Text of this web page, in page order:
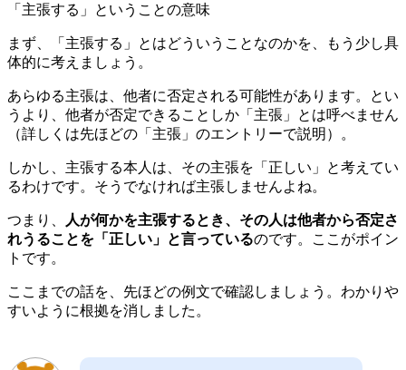
「主張する」ということの意味
まず、「主張する」とはどういうことなのかを、もう少し具
体的に考えましょう。
あらゆる主張は、他者に否定される可能性があります。とい
うより、他者が否定できることしか「主張」とは呼べません
（詳しくは先ほどの「主張」のエントリーで説明）。
しかし、主張する本人は、その主張を「正しい」と考えてい
るわけです。そうでなければ主張しませんよね。
つまり、
人が何かを主張するとき、その人は他者から否定さ
れうることを「正しい」と言っているのです。ここがポイン
トです。
ここまでの話を、先ほどの例文で確認しましょう。わかりや
すいように根拠を消しました。